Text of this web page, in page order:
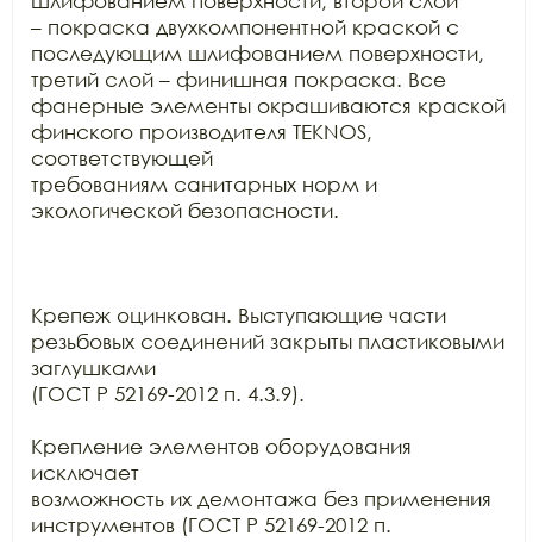
– покраска двухкомпонентной краской с
последующим шлифованием поверхности,
третий слой – финишная покраска. Все
фанерные элементы окрашиваются краской
финского производителя TEKNOS,
соответствующей
требованиям санитарных норм и
экологической безопасности.
Крепеж оцинкован. Выступающие части
резьбовых соединений закрыты пластиковыми
заглушками
(ГОСТ Р 52169-2012 п. 4.3.9).
Крепление элементов оборудования
исключает
возможность их демонтажа без применения
инструментов (ГОСТ Р 52169-2012 п.